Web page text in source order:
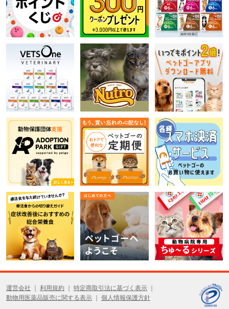
運営会社 利用規約
特定商取引法に基づく表示
動物用医薬品販売に関する表示
個人情報保護方針